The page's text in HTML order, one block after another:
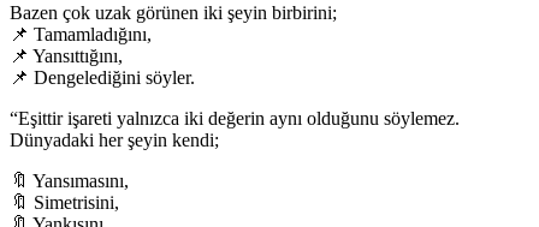
Bazen çok uzak görünen iki şeyin birbirini;
📌 Tamamladığını,
📌 Yansıttığını,
📌 Dengelediğini söyler.
“Eşittir işareti yalnızca iki değerin aynı olduğunu söylemez.
Dünyadaki her şeyin kendi;
🔖 Yansımasını,
🔖 Simetrisini,